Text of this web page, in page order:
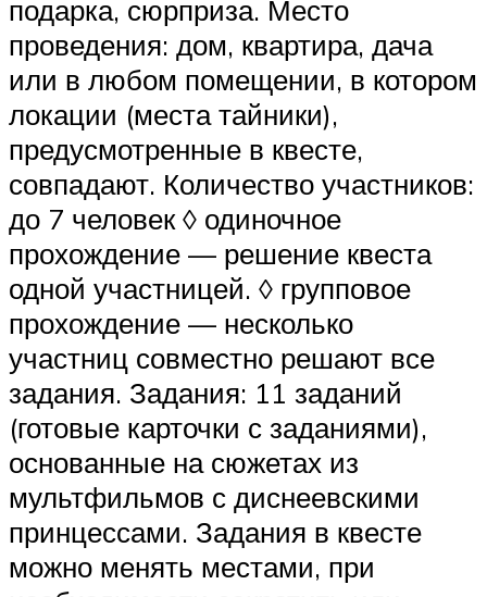
подарка, сюрприза. Место
проведения: дом, квартира, дача
или в любом помещении, в котором
локации (места тайники),
предусмотренные в квесте,
совпадают. Количество участников:
до 7 человек ◊ одиночное
прохождение — решение квеста
одной участницей. ◊ групповое
прохождение — несколько
участниц совместно решают все
задания. Задания: 11 заданий
(готовые карточки с заданиями),
основанные на сюжетах из
мультфильмов с диснеевскими
принцессами. Задания в квесте
можно менять местами, при